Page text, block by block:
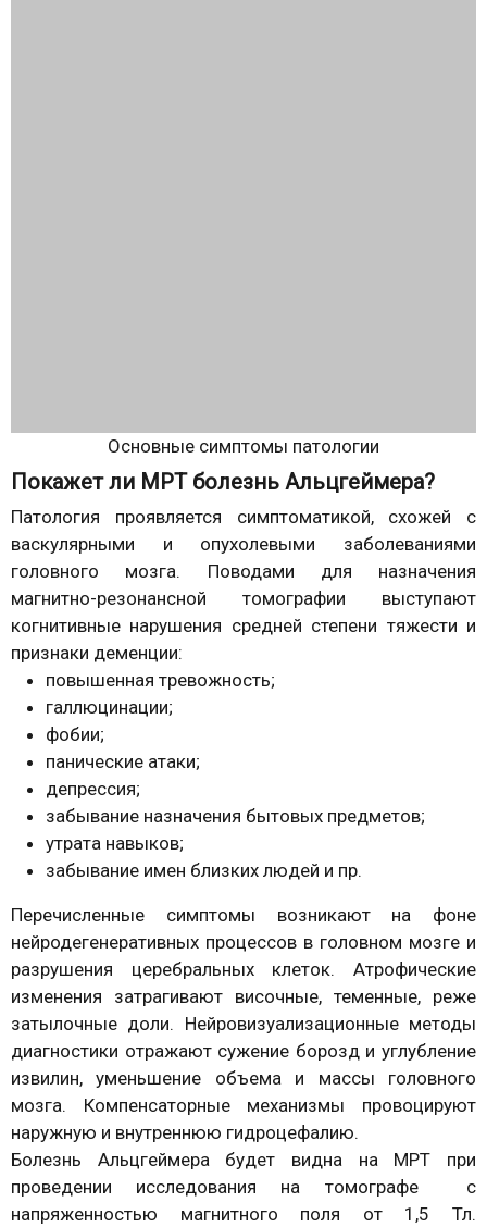
Основные симптомы патологии
Покажет ли МРТ болезнь Альцгеймера?
Патология проявляется симптоматикой, схожей с
васкулярными и опухолевыми заболеваниями
головного мозга. Поводами для назначения
магнитно-резонансной томографии выступают
когнитивные нарушения средней степени тяжести и
признаки деменции:
повышенная тревожность;
галлюцинации;
фобии;
панические атаки;
депрессия;
забывание назначения бытовых предметов;
утрата навыков;
забывание имен близких людей и пр.
Перечисленные симптомы возникают на фоне
нейродегенеративных процессов в головном мозге и
разрушения церебральных клеток. Атрофические
изменения затрагивают височные, теменные, реже
затылочные доли. Нейровизуализационные методы
диагностики отражают сужение борозд и углубление
извилин, уменьшение объема и массы головного
мозга. Компенсаторные механизмы провоцируют
наружную и внутреннюю гидроцефалию.
Болезнь Альцгеймера будет видна на МРТ при
проведении исследования на томографе с
напряженностью магнитного поля от 1,5 Тл.